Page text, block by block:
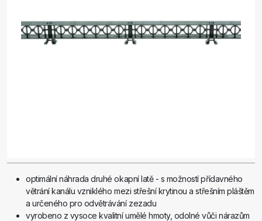
optimální náhrada druhé okapní latě - s možností přídavného
větrání kanálu vzniklého mezi střešní krytinou a střešním pláštěm
a určeného pro odvětrávání zezadu
vyrobeno z vysoce kvalitní umělé hmoty, odolné vůči nárazům